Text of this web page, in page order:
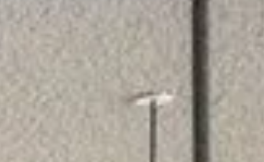
Massage
Bodensee-Thermen
Yoga
KULINARIK
Die Speiserei im Maier
Feste Feiern
Frühstück
TAGUNG
Tagungsräume